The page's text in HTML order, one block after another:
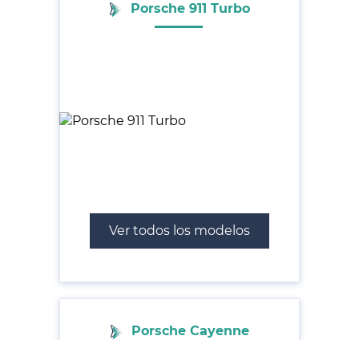
Porsche 911 Turbo
Ver todos los modelos
Porsche Cayenne